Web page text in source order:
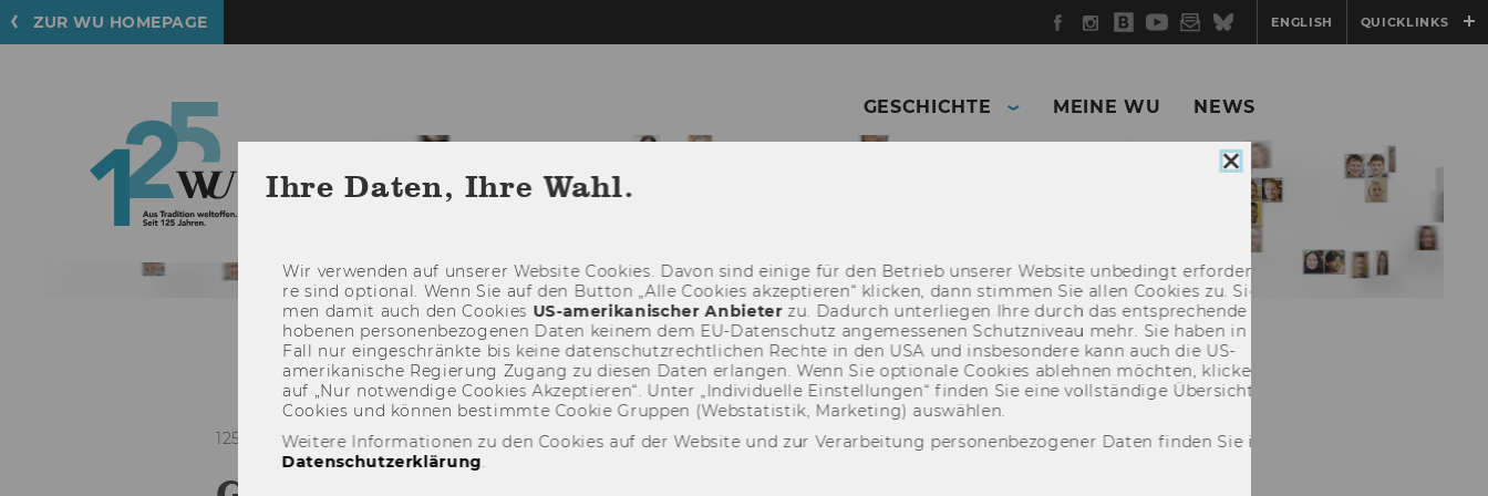
ZUR WU HOMEPAGE Facebook
Instagram
WU
Blog
YouTube
Newsletter
BlueskyENGLISH QUICKLINKS
GESCHICHTE MEINE WU NEWS
125
125 JAHRE WU
Cookie
Consent
schließen
Ihre Daten, Ihre Wahl.
Wir ver­wen­den auf un­se­rer Web­site Coo­kies. Davon sind ei­ni­ge für den Be­trieb un­se­rer Web­site un­be­dingt er­for­der­lich, an­de­
re sind op­tio­nal. Wenn Sie auf den But­ton „Alle Coo­kies ak­zep­tie­ren“ kli­cken, dann stim­men Sie allen Coo­kies zu. Sie stim­
men damit auch den Coo­kies US-​amerikanischer An­bie­terzu. Da­durch un­ter­lie­gen Ihre durch das ent­spre­chen­de Coo­kie er­
ho­be­nen per­so­nen­be­zo­ge­nen Daten kei­nem dem EU-​Datenschutz an­ge­mes­se­nen Schutz­ni­veau mehr. Sie haben in die­sem
Fall nur ein­ge­schränk­te bis keine da­ten­schutz­recht­li­chen Rech­te in den USA und ins­be­son­de­re kann auch die US-​
amerikanische Re­gie­rung Zu­gang zu die­sen Daten er­lan­gen. Wenn Sie op­tio­na­le Coo­kies ab­leh­nen möch­ten, kli­cken Sie bitte
auf „Nur not­wen­di­ge Coo­kies Ak­zep­tie­ren“. Unter „In­di­vi­du­el­le Ein­stel­lun­gen“ fin­den Sie eine voll­stän­di­ge Über­sicht aller
Coo­kies und kön­nen be­stimm­te Coo­kie Grup­pen (Web­sta­tis­tik, Mar­ke­ting) aus­wäh­len.
Weitere Informationen zu den Cookies auf der Website und zur Verarbeitung personenbezogener Daten finden Sie in unserer
Datenschutzerklärung